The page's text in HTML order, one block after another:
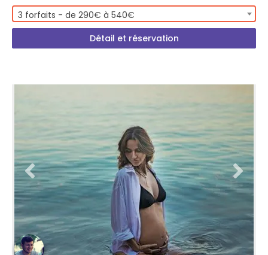
3 forfaits - de 290€ à 540€
Détail et réservation